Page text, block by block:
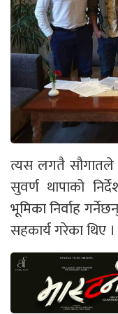
त्यस लगतै सौगातले
सुवर्ण थापाको
भूमिका निर्वाह
सहकार्य गरेका थिए ।